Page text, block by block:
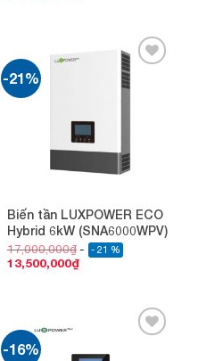
-21%
Biến tần LUXPOWER ECO
Hybrid 6kW (SNA6000WPV)
17,000,000₫ - 21 %
13,500,000₫
-16%